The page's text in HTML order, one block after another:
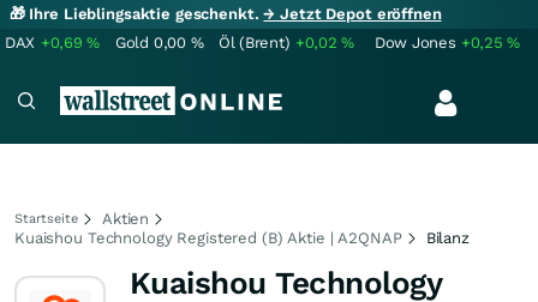
🎁 Ihre Lieblingsaktie geschenkt.→ Jetzt Depot eröffnen
DAX +0,69% Gold 0,00 % Öl (Brent) +0,02% Dow Jones +0,25%
Startseite
Aktien
Kuaishou Technology Registered (B) Aktie | A2QNAP
Bilanz
Kuaishou Technology